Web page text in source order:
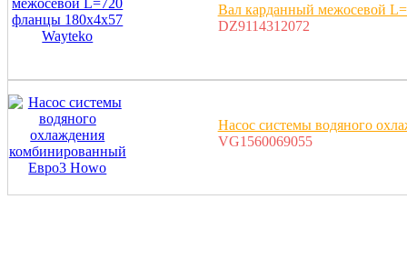
Вал карданный межосевой
DZ9114312072
Насос системы водяного
VG1560069055